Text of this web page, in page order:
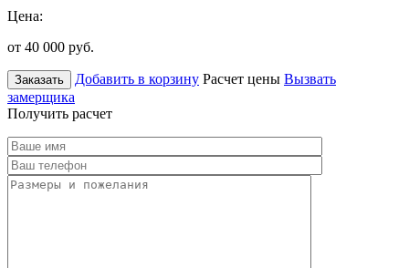
Цена:
от 40 000 руб.
Заказать Добавить в корзину Расчет цены Вызвать
замерщика
Получить расчет